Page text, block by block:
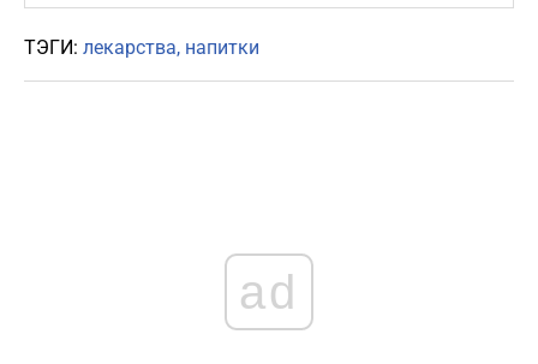
ТЭГИ: лекарства напитки
ad